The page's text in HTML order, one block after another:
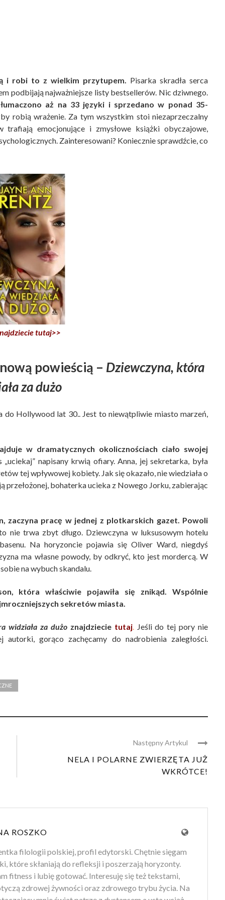
i robi to z wielkim przytupem. Pisarka skradła serca
podbijają najważniejsze listy bestsellerów. Nic dziwnego.
aż na 33 języki i sprzedano w ponad 35-
robią wrażenie. Za tym wszystkim stoi niezaprzeczalny
emocjonujące i zmysłowe książki obyczajowe,
Zainteresowani? Koniecznie sprawdźcie, co
tutaj>>
powieścią – Dziewczyna, która
za dużo
Hollywood lat 30.. Jest to niewątpliwie miasto marzeń,
w dramatycznych okolicznościach ciało swojej
napisany krwią ofiary. Anna, jej sekretarka, była
tej wpływowej kobiety. Jak się okazało, nie wiedziała o
bohaterka ucieka z Nowego Jorku, zabierając
zaczyna pracę w jednej z plotkarskich gazet. Powoli
nie trwa zbyt długo. Dziewczyna w luksusowym hotelu
Na horyzoncie pojawia się Oliver Ward, niegdyś
ma własne powody, by odkryć, kto jest mordercą. W
na wybuch skandalu.
która właściwie pojawiła się znikąd. Wspólnie
sekretów miasta.
widziała za dużoznajdziecie tutaj.
Jeśli do tej pory nie
gorąco zachęcamy do nadrobienia zaległości.
Następny Artykul
NELA I POLARNE ZWIERZĘTA JUŻ
WKRÓTCE!
ROSZKO
filologii polskiej, profil edytorski. Chętnie sięgam
które skłaniają do refleksji i poszerzają horyzonty.
fitness i lubię gotować. Interesuję się też tekstami,
zdrowej żywności oraz zdrowego trybu życia. Na